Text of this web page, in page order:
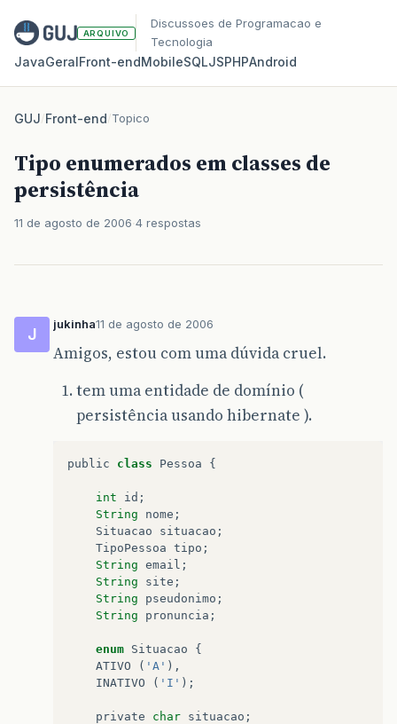
ARQUIVO
Discussoes de Programacao e
Tecnologia
JavaGeralFront‑endMobileSQLJSPHPAndroid
GUJ/Front-end/Topico
Tipo enumerados em classes de
persistência
11 de agosto de 2006 4 respostas
J
jukinha11 de agosto de 2006
Amigos, estou com uma dúvida cruel.
tem uma entidade de domínio (
persistência usando hibernate ).
public class Pessoa {
int id ;
String
nome ;
Situacao
situacao ;
TipoPessoa tipo ;
String email ;
String
site ;
String
pseudonimo ;
String
pronuncia ;
enum Situacao
{
ATIVO
( 'A' ),
INATIVO
( 'I' );
private char situacao ;